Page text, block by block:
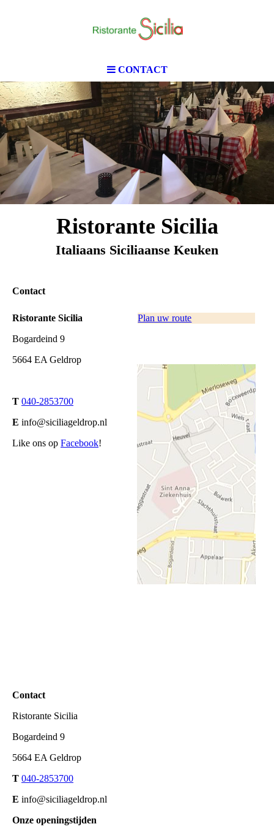
CONTACT
Ristorante Sicilia
Italiaans Siciliaanse Keuken
Contact
Ristorante Sicilia
Bogardeind 9
5664 EA Geldrop
T 040-2853700
E info@siciliageldrop.nl
Like ons op Facebook!
Plan uw route
Contact
Ristorante Sicilia
Bogardeind 9
5664 EA Geldrop
T 040-2853700
E info@siciliageldrop.nl
Onze openingstijden